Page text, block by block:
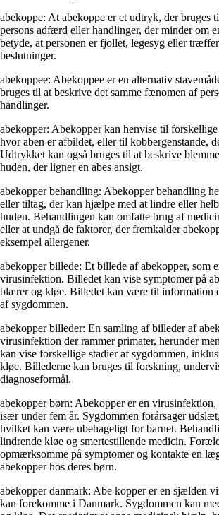
abekoppe: At abekoppe er et udtryk, der bruges
persons adfærd eller handlinger, der minder om
betyde, at personen er fjollet, legesyg eller
beslutninger.
abekoppee: Abekoppee er en alternativ
bruges til at beskrive det samme fænomen af
handlinger.
abekopper: Abekopper kan henvise til
hvor aben er afbildet, eller til kobbergenstande,
Udtrykket kan også bruges til at beskrive
huden, der ligner en abes ansigt.
abekopper behandling: Abekopper behandling
eller tiltag, der kan hjælpe med at lindre eller
huden. Behandlingen kan omfatte brug af
eller at undgå de faktorer, der fremkalder
eksempel allergener.
abekopper billede: Et billede af abekopper, som
virusinfektion. Billedet kan vise symptomer på
blærer og kløe. Billedet kan være til information
af sygdommen.
abekopper billeder: En samling af billeder af
virusinfektion der rammer primater, herunder
kan vise forskellige stadier af sygdommen,
kløe. Billederne kan bruges til forskning,
diagnoseformål.
abekopper børn: Abekopper er en
især under fem år. Sygdommen forårsager
hvilket kan være ubehageligt for barnet.
lindrende kløe og smertestillende medicin.
opmærksomme på symptomer og kontakte en
abekopper hos deres børn.
abekopper danmark: Abe kopper er en sjælden
kan forekomme i Danmark. Sygdommen kan